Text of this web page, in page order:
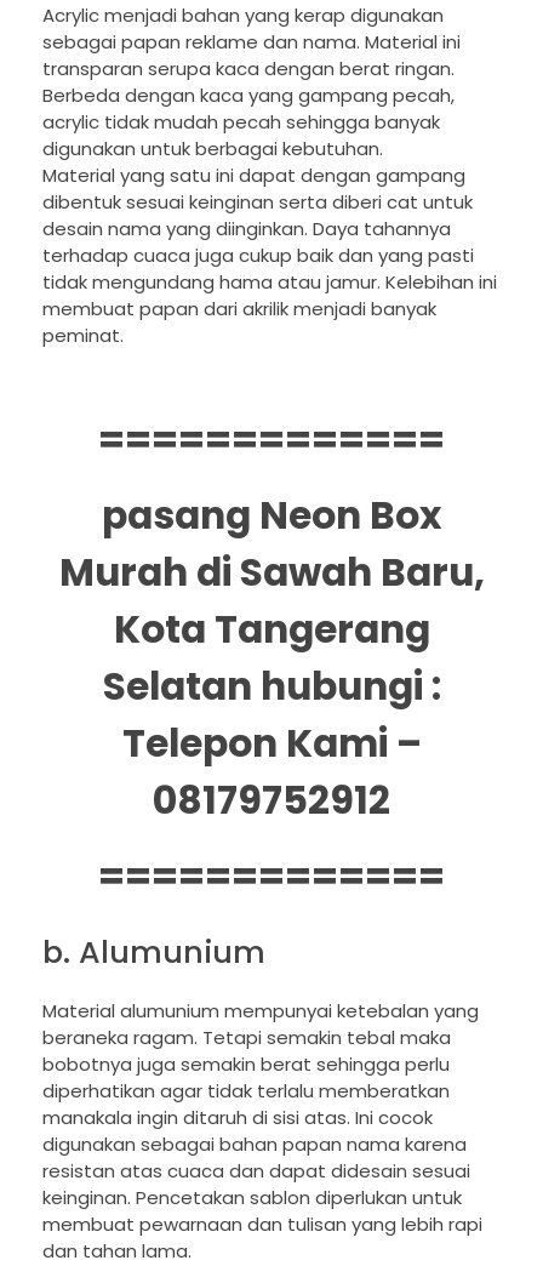
Acrylic menjadi bahan yang kerap digunakan
sebagai papan reklame dan nama. Material ini
transparan serupa kaca dengan berat ringan.
Berbeda dengan kaca yang gampang pecah,
acrylic tidak mudah pecah sehingga banyak
digunakan untuk berbagai kebutuhan.
Material yang satu ini dapat dengan gampang
dibentuk sesuai keinginan serta diberi cat untuk
desain nama yang diinginkan. Daya tahannya
terhadap cuaca juga cukup baik dan yang pasti
tidak mengundang hama atau jamur. Kelebihan ini
membuat papan dari akrilik menjadi banyak
peminat.
=============
pasang Neon Box
Murah di Sawah Baru,
Kota Tangerang
Selatan hubungi :
Telepon Kami –
08179752912
=============
b. Alumunium
Material alumunium mempunyai ketebalan yang
beraneka ragam. Tetapi semakin tebal maka
bobotnya juga semakin berat sehingga perlu
diperhatikan agar tidak terlalu memberatkan
manakala ingin ditaruh di sisi atas. Ini cocok
digunakan sebagai bahan papan nama karena
resistan atas cuaca dan dapat didesain sesuai
keinginan. Pencetakan sablon diperlukan untuk
membuat pewarnaan dan tulisan yang lebih rapi
dan tahan lama.